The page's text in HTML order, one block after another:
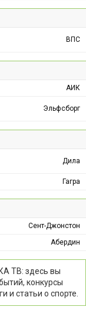
ВПС
АИК
Эльфсборг
Дила
Гагра
Сент-Джонстон
Абердин
ТВ: здесь вы
конкурсы
и статьи о спорте.